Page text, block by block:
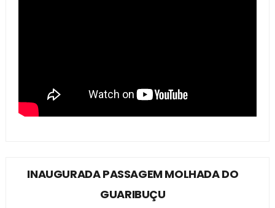
INAUGURADA PASSAGEM MOLHADA DO
GUARIBUÇU